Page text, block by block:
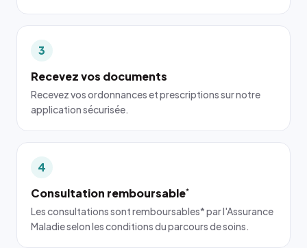
3
Recevez vos documents
Recevez vos ordonnances et prescriptions sur notre
application sécurisée.
4
Consultation remboursable*
Les consultations sont remboursables* par l'Assurance
Maladie selon les conditions du parcours de soins.